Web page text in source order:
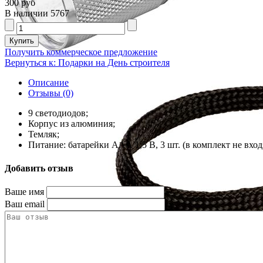
300 руб
В наличии 5767
Получить коммерческое предложение
Вернуться к: Подарки на День строителя
Описание
Отзывы (0)
9 светодиодов;
Корпус из алюминия;
Темляк;
Питание: батарейки ААА 1,5 В, 3 шт. (в комплект не
Добавить отзыв
Ваше имя
Ваш email